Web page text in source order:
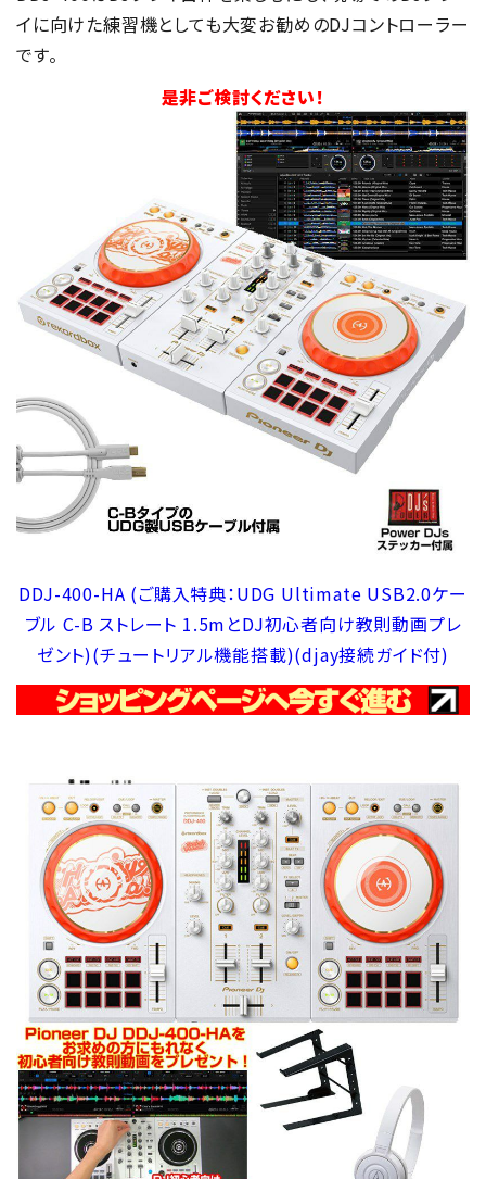
イに向けた練習機としても大変お勧めのDJコントローラー
です。
是非ご検討ください！
DDJ-400-HA (ご購入特典：UDG Ultimate USB2.0ケー
ブル C-B ストレート 1.5mとDJ初心者向け教則動画プレ
ゼント)(チュートリアル機能搭載)(djay接続ガイド付)